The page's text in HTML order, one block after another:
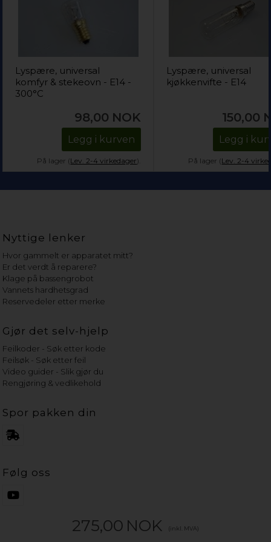
275,00 NOK (inkl. MVA)
Lyspære, universal
komfyr & stekeovn - E14 -
300°C
98,00 NOK
Legg i kurven
På lager (Lev. 2-4 virkedager).
Lyspære, universal
kjøkkenvifte - E14
150,00
Legg i
På lager (Lev. 2-4
Nyttige lenker
Hvor gammelt er apparatet mitt?
Er det verdt å reparere?
Klage på bassengrobot
Vannets hardhetsgrad
Reservedeler etter merke
Gjør det selv-hjelp
Feilkoder - Søk etter kode
Feilsøk - Søk etter feil
Video guider - Slik gjør du
Rengjøring & vedlikehold
Spor pakken din
Følg oss